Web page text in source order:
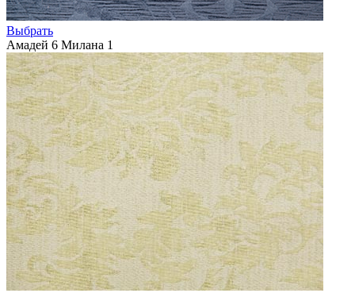
Выбрать
Амадей 6 Милана 1